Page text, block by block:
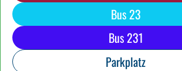
Bus 23
Bus 231
Parkplatz